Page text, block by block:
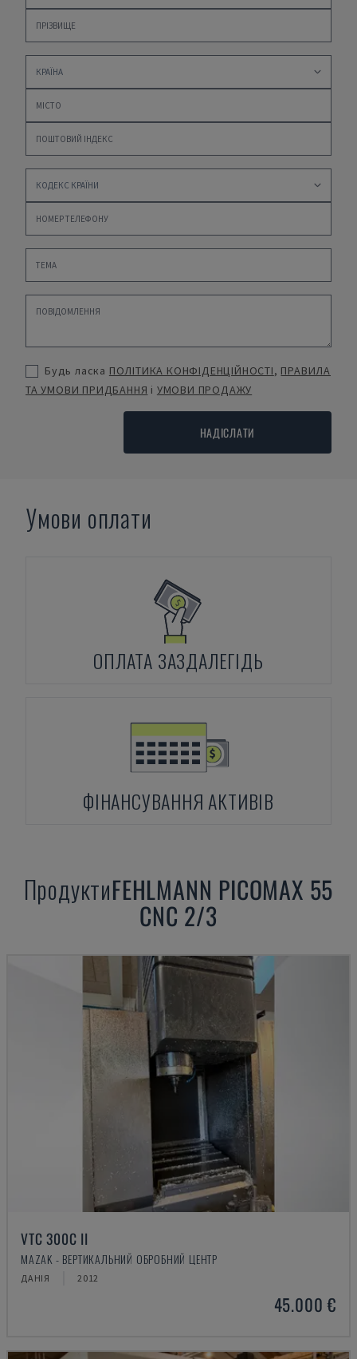
Будь ласка ПОЛІТИКА КОНФІДЕНЦІЙНОСТІ, ПРАВИЛА
ТА УМОВИ ПРИДБАННЯ і УМОВИ ПРОДАЖУ
НАДІСЛАТИ
Умови оплати
ОПЛАТА ЗАЗДАЛЕГІДЬ
ФІНАНСУВАННЯ АКТИВІВ
ПродуктиFEHLMANN PICOMAX 55
CNC 2/3
VTC 300C II
MAZAK - ВЕРТИКАЛЬНИЙ ОБРОБНИЙ ЦЕНТР
ДАНІЯ 2012
45.000 €